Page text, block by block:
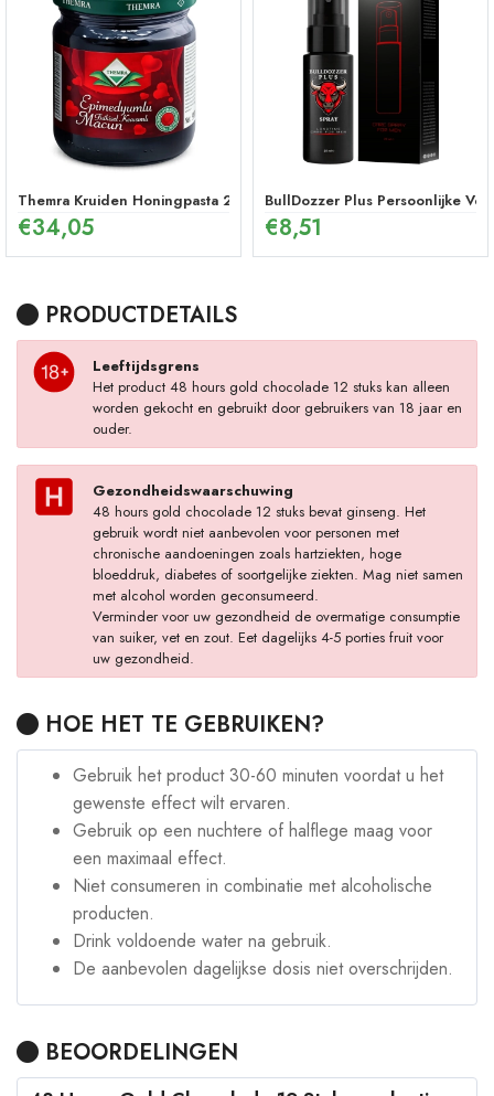
Themra Kruiden Honingpasta 240 g – Energetische Mix
€34,05
BullDozzer Plus Persoonlijke
€8,51
PRODUCTDETAILS
Leeftijdsgrens
Het product 48 hours gold chocolade 12 stuks kan alleen
worden gekocht en gebruikt door gebruikers van 18 jaar en
ouder.
Gezondheidswaarschuwing
48 hours gold chocolade 12 stuks bevat ginseng. Het
gebruik wordt niet aanbevolen voor personen met
chronische aandoeningen zoals hartziekten, hoge
bloeddruk, diabetes of soortgelijke ziekten. Mag niet samen
met alcohol worden geconsumeerd.
Verminder voor uw gezondheid de overmatige consumptie
van suiker, vet en zout. Eet dagelijks 4-5 porties fruit voor
uw gezondheid.
HOE HET TE GEBRUIKEN?
Gebruik het product 30-60 minuten voordat u het
gewenste effect wilt ervaren.
Gebruik op een nuchtere of halflege maag voor
een maximaal effect.
Niet consumeren in combinatie met alcoholische
producten.
Drink voldoende water na gebruik.
De aanbevolen dagelijkse dosis niet overschrijden.
BEOORDELINGEN